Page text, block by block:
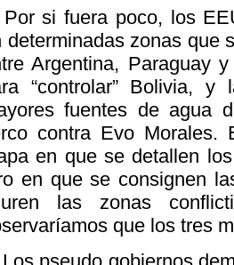
si fuera poco, los
determinadas zonas que
Argentina, Paraguay
“controlar” Bolivia,
fuentes de agua
contra Evo Morales.
en que se detallen
en que se consignen
las zonas
que los tres
pseudo gobiernos